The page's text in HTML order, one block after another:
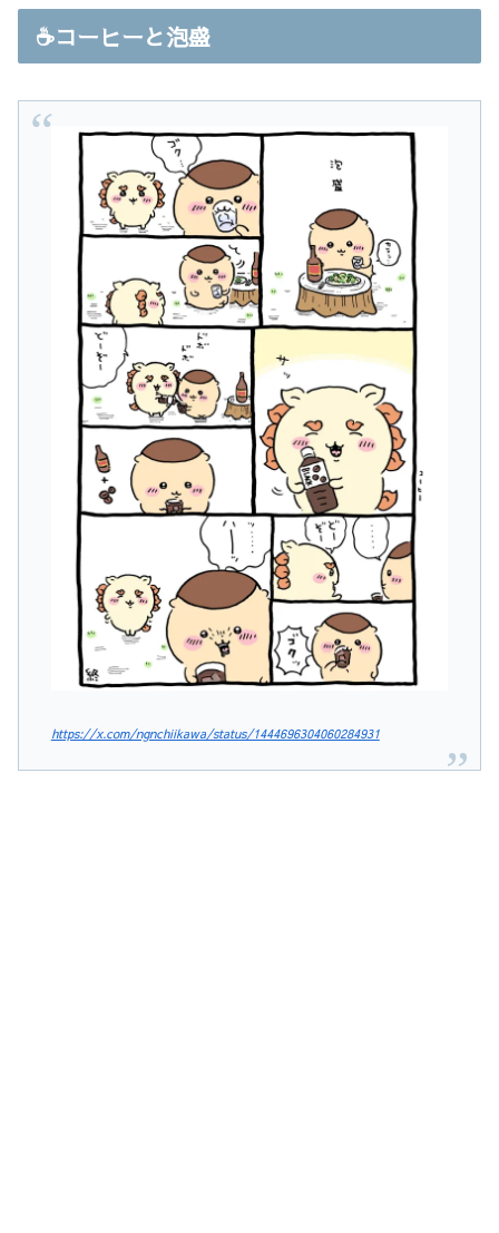
☕️コーヒーと泡盛
https://x.com/ngnchiikawa/status/1444696304060284931